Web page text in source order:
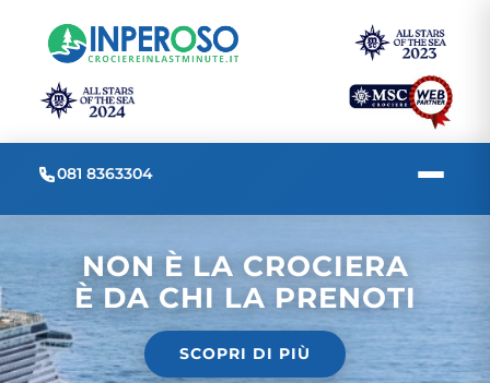
081 8363304
NON È LA CROCIERA
È DA CHI LA PRENOTI
SCOPRI DI PIÙ